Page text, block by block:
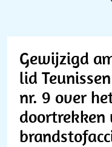
Gewijzigd
lid
nr. 9 over
doortrekken